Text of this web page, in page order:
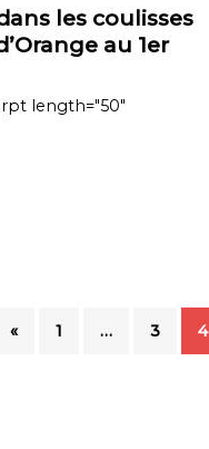
les coulisses
au 1er
length="50"
« 1 … 3 4